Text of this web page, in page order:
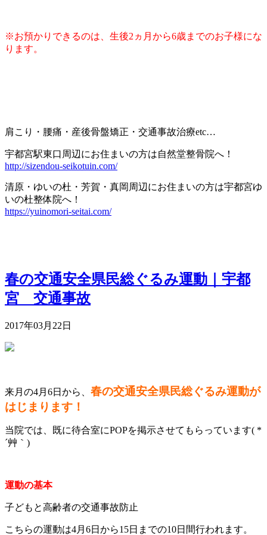
※お預かりできるのは、生後2ヵ月から6歳までのお子様にな
ります。
肩こり・腰痛・産後骨盤矯正・交通事故治療etc…
宇都宮駅東口周辺にお住まいの方は自然堂整骨院へ！
http://sizendou-seikotuin.com/
清原・ゆいの杜・芳賀・真岡周辺にお住まいの方は宇都宮ゆ
いの杜整体院へ！
https://yuinomori-seitai.com/
春の交通安全県民総ぐるみ運動｜宇都
宮 交通事故
2017年03月22日
来月の4月6日から、 春の交通安全県民総ぐるみ運動が
はじまります！
当院では、既に待合室にPOPを掲示させてもらっています( *
´艸｀)
運動の基本
子どもと高齢者の交通事故防止
こちらの運動は4月6日から15日までの10日間行われます。